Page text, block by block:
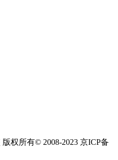
权所有© 2008-2023 京ICP备